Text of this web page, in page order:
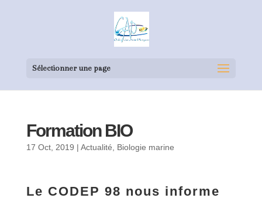
Sélectionner une page
Formation BIO
17 Oct, 2019 | Actualité Biologie marine
Le CODEP 98 nous informe